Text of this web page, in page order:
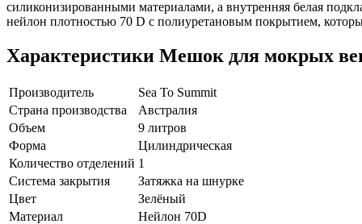
силиконизированными материалами, а внутренняя белая
нейлон плотностью 70 D с полиуретановым покрытием,
Характеристики Мешок для мокрых
Производитель
Sea To Summit
Страна производства
Австралия
Объем
9 литров
Форма
Цилиндрическая
Количество отделений 1
Система закрытия
Затяжка на шнурке
Цвет
Зелёный
Материал
Нейлон 70D